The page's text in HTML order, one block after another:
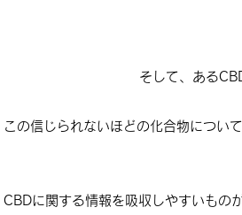
そして、ある
この信じられないほどの化合物につい
CBDに関する情報を吸収しやすいもの